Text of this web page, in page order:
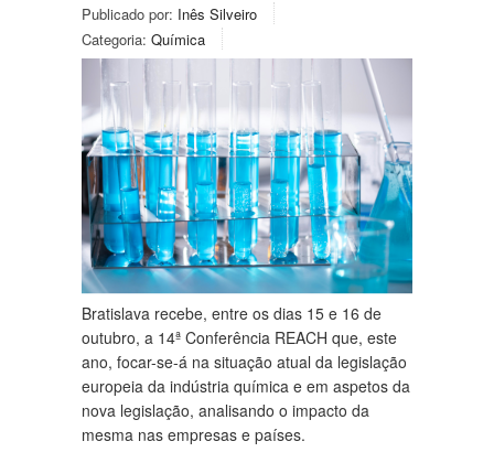
Publicado por: Inês Silveiro
Categoria: Química
Bratislava recebe, entre os dias 15 e 16 de
outubro, a 14ª Conferência REACH que, este
ano, focar-se-á na situação atual da legislação
europeia da indústria química e em aspetos da
nova legislação, analisando o impacto da
mesma nas empresas e países.